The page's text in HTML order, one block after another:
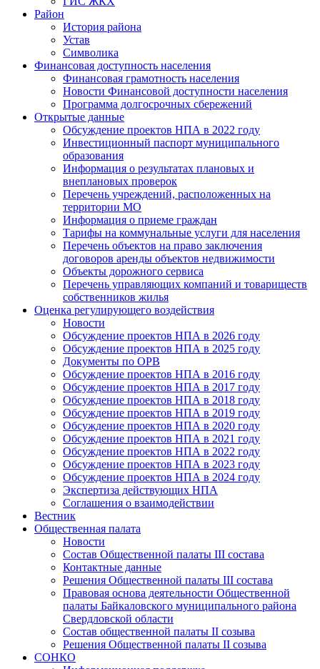
Район
История района
Устав
Символика
Финансовая доступность населения
Финансовая грамотность населения
Новости Финансовой доступности населения
Программа долгосрочных сбережений
Открытые данные
Обсуждение проектов НПА в 2022 году
Инвестиционный паспорт муниципального
образования
Информация о результатах плановых и
внеплановых проверок
Перечень учреждений, расположенных на
территории МО
Информация о приеме граждан
Тарифы на коммунальные услуги для населения
Перечень объектов на право заключения
договоров аренды объектов недвижимости
Объекты дорожного сервиса
Перечень управляющих компаний и товариществ
собственников жилья
Оценка регулирующего воздействия
Новости
Обсуждение проектов НПА в 2026 году
Обсуждение проектов НПА в 2025 году
Документы по ОРВ
Обсуждение проектов НПА в 2016 году
Обсуждение проектов НПА в 2017 году
Обсуждение проектов НПА в 2018 году
Обсуждение проектов НПА в 2019 году
Обсуждение проектов НПА в 2020 году
Обсуждение проектов НПА в 2021 году
Обсуждение проектов НПА в 2022 году
Обсуждение проектов НПА в 2023 году
Обсуждение проектов НПА в 2024 году
Экспертиза действующих НПА
Соглашения о взаимодействии
Вестник
Общественная палата
Новости
Состав Общественной палаты III состава
Контактные данные
Решения Общественной палаты III состава
Правовая основа деятельности Общественной
палаты Байкаловского муниципального района
Свердловской области
Состав общественной палаты II созыва
Решения Общественной палаты II созыва
СОНКО